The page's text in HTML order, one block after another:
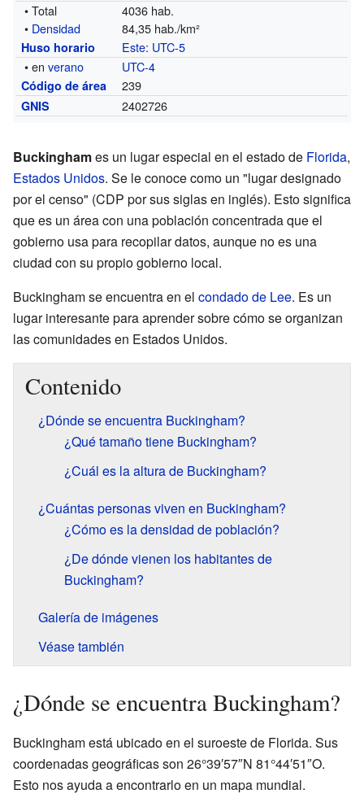
• Total
4036 hab.
• Densidad 84,35 hab./km²
Huso horario Este: UTC-5
• enverano UTC-4
Código de área 239
GNIS 2402726
Buckinghames un lugar especial en el estado de Florida,
Estados Unidos. Se le conoce como un "lugar designado
por el censo" (CDP por sus siglas en inglés). Esto significa
que es un área con una población concentrada que el
gobierno usa para recopilar datos, aunque no es una
ciudad con su propio gobierno local.
Buckingham se encuentra en el condado de Lee. Es un
lugar interesante para aprender sobre cómo se organizan
las comunidades en Estados Unidos.
Contenido
¿Dónde se encuentra Buckingham?
¿Qué tamaño tiene Buckingham?
¿Cuál es la altura de Buckingham?
¿Cuántas personas viven en Buckingham?
¿Cómo es la densidad de población?
¿De dónde vienen los habitantes de
Buckingham?
Galería de imágenes
Véase también
¿Dónde se encuentra Buckingham?
Buckingham está ubicado en el suroeste de Florida. Sus
coordenadas geográficas son 26°39′57″N 81°44′51″O.
Esto nos ayuda a encontrarlo en un mapa mundial.